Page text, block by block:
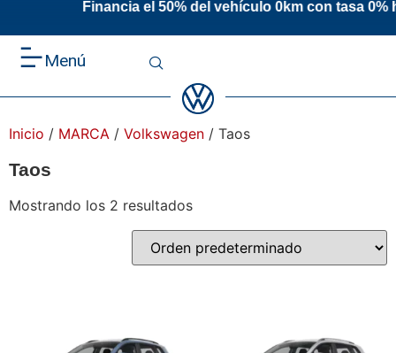
el 50% del vehículo 0km con tasa 0%
Menú
Inicio / MARCA / Volkswagen / Taos
Taos
Mostrando los 2 resultados